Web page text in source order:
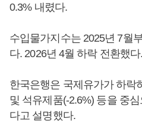
0.3% 내렸다.
수입물가지수는 2025년 7월
다. 2026년 4월 하락 전환했다.
한국은행은 국제유가가 하락
및 석유제품(-2.6%) 등을 중
다고 설명했다.